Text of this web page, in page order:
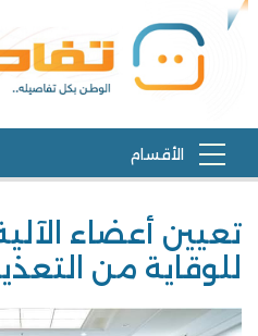
تعيين أعضاء
للوقاية من